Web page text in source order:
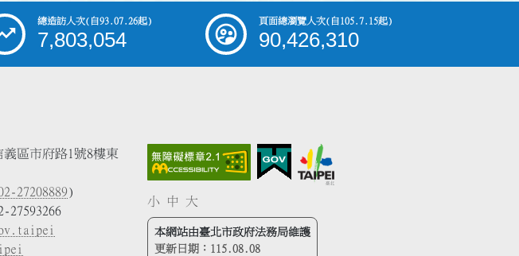
總造訪人次(自93.07.26起)
7,803,054
頁面總瀏覽人次(自105.7.15起)
90,426,310
義區市府路1號8樓東
27208889)
27593266
小 中 大
本網站由臺北市政府法務局維護
更新日期： 115.08.08